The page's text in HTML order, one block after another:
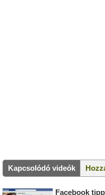
Kapcsolódó videók
Facebook